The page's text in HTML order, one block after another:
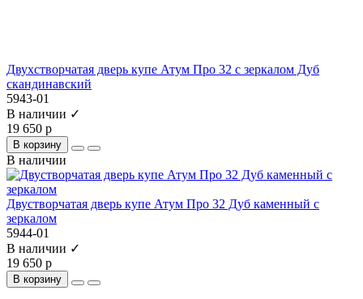
Двухстворчатая дверь купе Атум Про 32 с зеркалом Дуб
скандинавский
5943-01
В наличии ✓
19 650 р
В корзину
В наличии
Двустворчатая дверь купе Атум Про 32 Дуб каменный с
зеркалом
5944-01
В наличии ✓
19 650 р
В корзину